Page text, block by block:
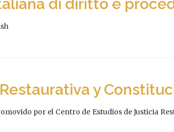
di diritto e
y
por el Centro de Estudios de Justicia